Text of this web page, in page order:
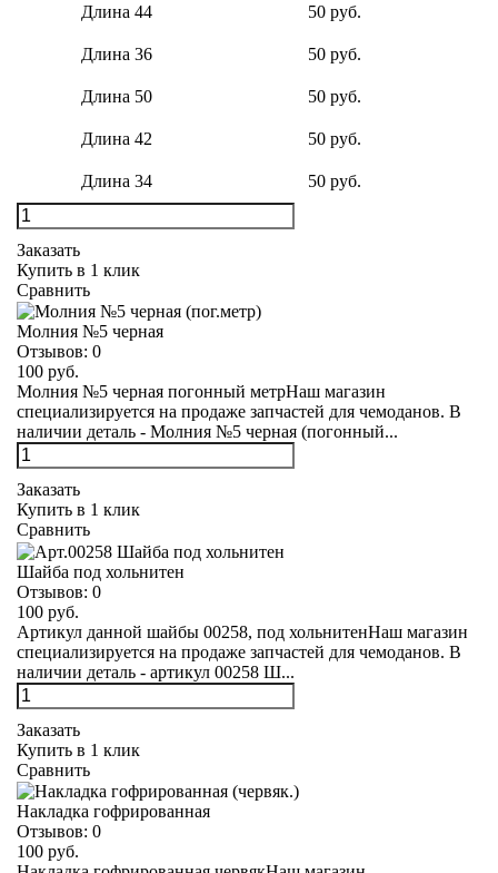
Длина 44 50 руб.
Длина 36 50 руб.
Длина 50 50 руб.
Длина 42 50 руб.
Длина 34 50 руб.
Заказать
Купить в 1 клик
Сравнить
Молния №5 черная
Отзывов: 0
100 руб.
Молния №5 черная погонный метрНаш магазин
специализируется на продаже запчастей для чемоданов. В
наличии деталь - Молния №5 черная (погонный...
Заказать
Купить в 1 клик
Сравнить
Шайба под хольнитен
Отзывов: 0
100 руб.
Артикул данной шайбы 00258, под хольнитенНаш магазин
специализируется на продаже запчастей для чемоданов. В
наличии деталь - артикул 00258 Ш...
Заказать
Купить в 1 клик
Сравнить
Накладка гофрированная
Отзывов: 0
100 руб.